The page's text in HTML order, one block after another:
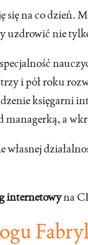
się na co
nie tylko
i pół roku
księgarni
managerką, a
internetowyna